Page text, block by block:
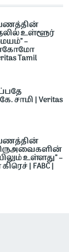
உள்ளூர்
–
Tamil
சாமி | Veritas
உள்ளது” –
| FABC |